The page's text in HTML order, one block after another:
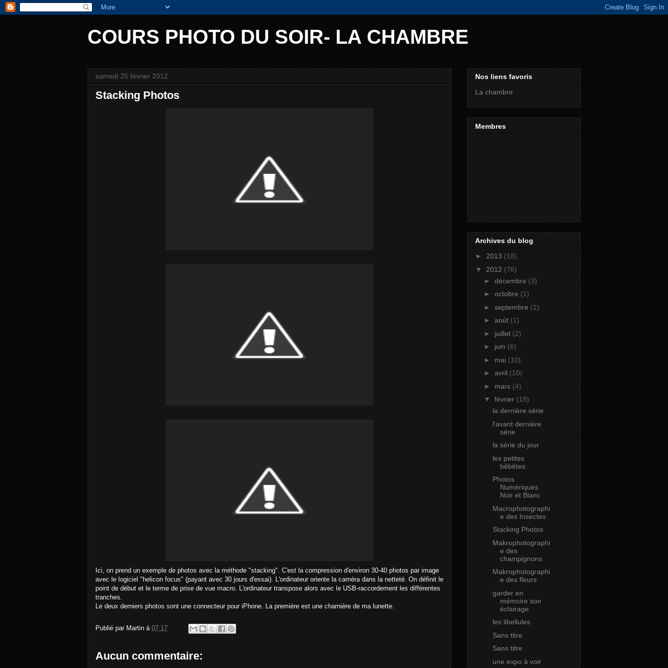
COURS PHOTO DU SOIR- LA CHAMBRE
samedi 25 février 2012
Stacking Photos
Ici, on prend un exemple de photos avec la méthode "stacking". C'est la compression d'environ 30-40 photos par image
avec le logiciel "helicon focus" (payant avec 30 jours d'essai). L'ordinateur oriente la caméra dans la netteté. On définit le
point de début et le terme de prise de vue macro. L'ordinateur transpose alors avec le USB-raccordement les différentes
tranches.
Le deux derniers photos sont une connecteur pour iPhone. La première est une charnière de ma lunette.
Publié par Martin à 07:17
Aucun commentaire:
Nos liens favoris
La chambre
Membres
Archives du blog
► 2013 (18)
▼ 2012 (76)
► décembre (3)
► octobre (1)
► septembre (1)
► août (1)
► juillet (2)
► juin (6)
► mai (10)
► avril (10)
► mars (4)
▼ février (18)
la dernière série
l'avant dernière
série
la série du jour
les petites
bêbêtes
Photos
Numériques
Noir et Blanc
Macrophotographi
e des Insectes
Stacking Photos
Makrophotographi
e des
champignons
Makrophotographi
e des fleurs
garder en
mémoire son
éclairage
les libellules
Sans titre
Sans titre
une expo à voir